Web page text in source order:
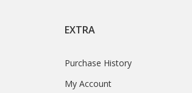
EXTRA
Purchase History
My Account